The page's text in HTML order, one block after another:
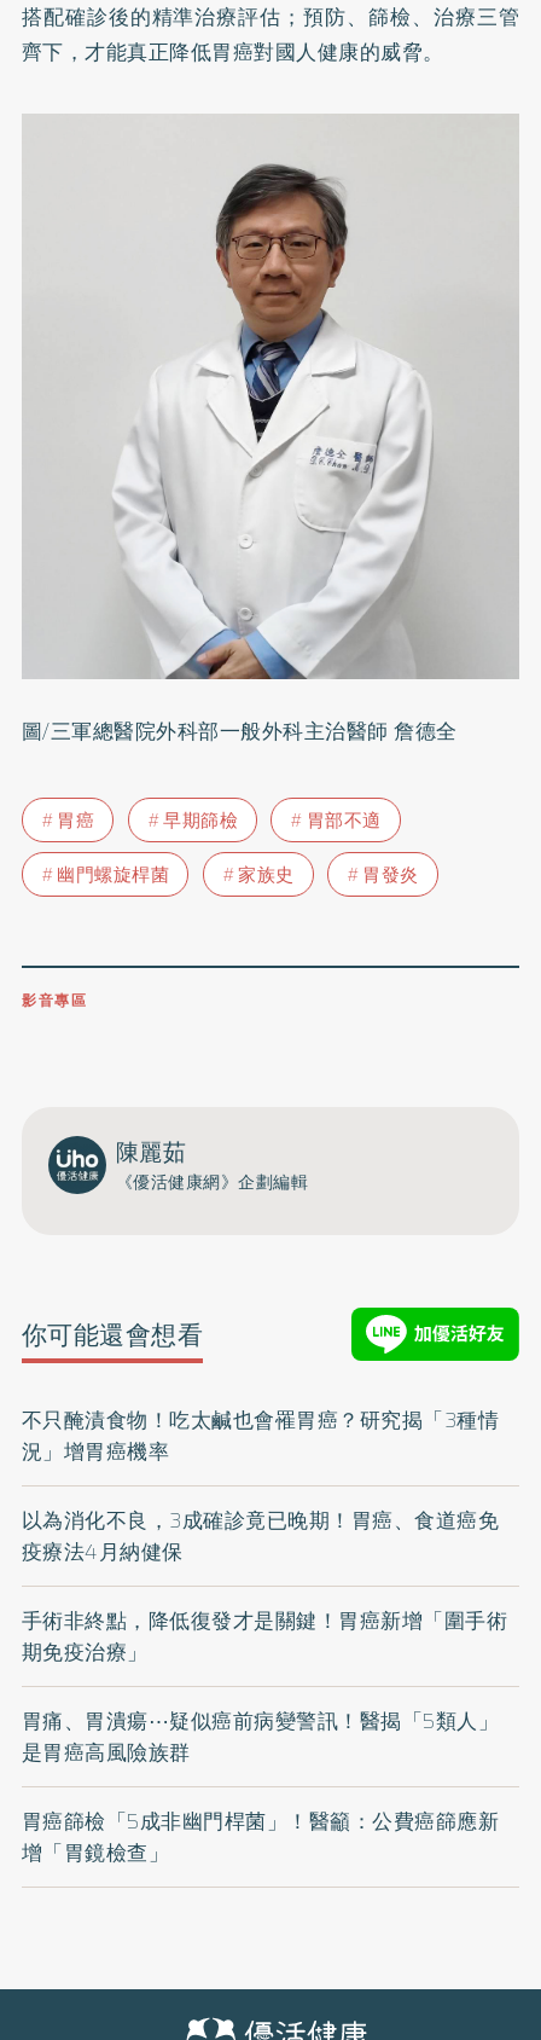
搭配確診後的精準治療評估；預防、篩檢、治療三管
齊下，才能真正降低胃癌對國人健康的威脅。
圖/三軍總醫院外科部一般外科主治醫師 詹德全
胃癌 早期篩檢
胃部不適
幽門螺旋桿菌
家族史 胃發炎
影音專區
陳麗茹
《優活健康網》企劃編輯
你可能還會想看
不只醃漬食物！吃太鹹也會罹胃癌？研究揭「3種情
況」增胃癌機率
以為消化不良，3成確診竟已晚期！胃癌、食道癌免
疫療法4月納健保
手術非終點，降低復發才是關鍵！胃癌新增「圍手術
期免疫治療」
胃痛、胃潰瘍⋯疑似癌前病變警訊！醫揭「5類人」
是胃癌高風險族群
胃癌篩檢「5成非幽門桿菌」！醫籲：公費癌篩應新
增「胃鏡檢查」